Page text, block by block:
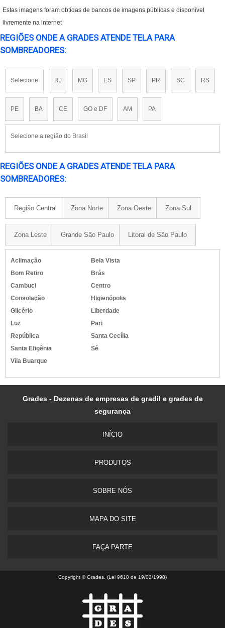
Estas imagens foram obtidas de bancos de imagens públicas e disponível
livremente na internet
REGIÕES ONDE A GRADES ATENDE TELA PARA
SOMBREADORES:
Selecione RJ MG ES SP PR SC RS
PE BA CE GO e DF AM PA
Selecione a região do Brasil
REGIÕES ONDE A GRADES ATENDE TELA PARA
SOMBREADORES:
Região Central Zona Norte Zona Oeste Zona Sul
Zona Leste Grande São Paulo Litoral de São Paulo
Aclimação
Bela Vista
Bom Retiro
Brás
Cambuci
Centro
Consolação
Higienópolis
Glicério
Liberdade
Luz
Pari
República
Santa Cecília
Santa Efigênia
Sé
Vila Buarque
Grades - Dezenas de empresas de gradil e grades de
segurança
INÍ­CIO
PRODUTOS
SOBRE NÓS
MAPA DO SITE
FAÇA PARTE
Copyright © Grades. (Lei 9610 de 19/02/1998)